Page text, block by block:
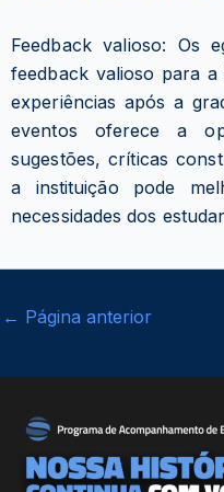
Feedback valioso: Os
feedback valioso para
experiências após a
eventos oferece a
sugestões, críticas
a instituição pode
necessidades dos
← Página anterior